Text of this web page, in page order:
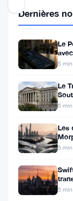
France
envisage
donner
traitement
accéléré
aux
entreprises
crypto
Dernières
Le
5
Le
5
Les
5
5